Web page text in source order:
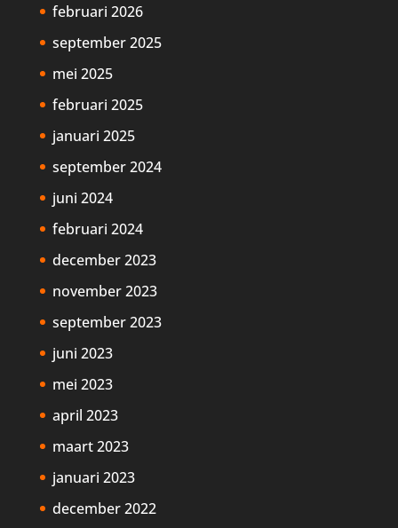
februari 2026
september 2025
mei 2025
februari 2025
januari 2025
september 2024
juni 2024
februari 2024
december 2023
november 2023
september 2023
juni 2023
mei 2023
april 2023
maart 2023
januari 2023
december 2022